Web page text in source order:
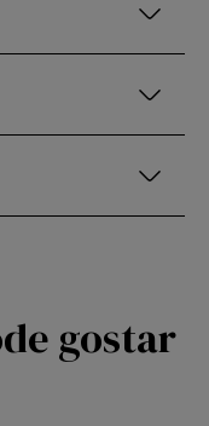
gostar